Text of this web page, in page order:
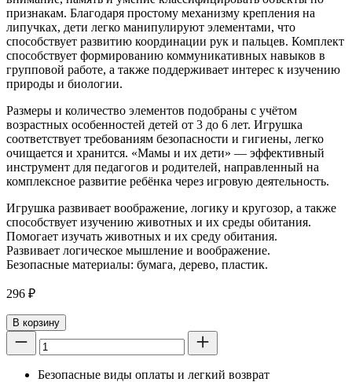
признакам. Благодаря простому механизму крепления на
липучках, дети легко манипулируют элементами, что
способствует развитию координации рук и пальцев. Комплект
способствует формированию коммуникативных навыков в
групповой работе, а также поддерживает интерес к изучению
природы и биологии.
Размеры и количество элементов подобраны с учётом
возрастных особенностей детей от 3 до 6 лет. Игрушка
соответствует требованиям безопасности и гигиены, легко
очищается и хранится. «Мамы и их дети» — эффективный
инструмент для педагогов и родителей, направленный на
комплексное развитие ребёнка через игровую деятельность.
Игрушка развивает воображение, логику и кругозор, а также
способствует изучению животных и их среды обитания.
Помогает изучать животных и их среду обитания.
Развивает логическое мышление и воображение.
Безопасные материалы: бумага, дерево, пластик.
296 ₽
В корзину
Безопасные виды оплаты и легкий возврат